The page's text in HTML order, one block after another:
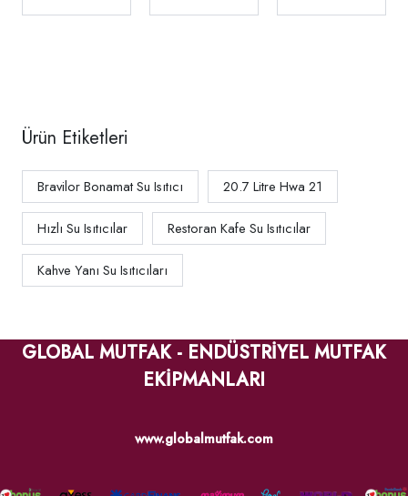
Ürün Etiketleri
Bravilor Bonamat Su Isıtıcı 20.7 Litre Hwa 21
Hızlı Su Isıtıcılar Restoran Kafe Su Isıtıcılar
Kahve Yanı Su Isıtıcıları
GLOBAL MUTFAK - ENDÜSTRİYEL MUTFAK
EKİPMANLARI
www.globalmutfak.com